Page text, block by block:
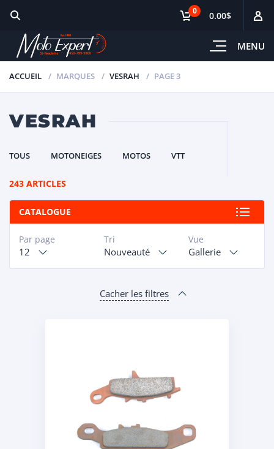
MENU
0 0.00$
ACCUEIL MARQUES VESRAH PAGE 3
VESRAH
TOUS MOTONEIGES MOTOS VTT
243 ARTICLES
CATALOGUE
Vue
Gallerie
Tri
Nouveauté
Par page
12
Cacher les filtres